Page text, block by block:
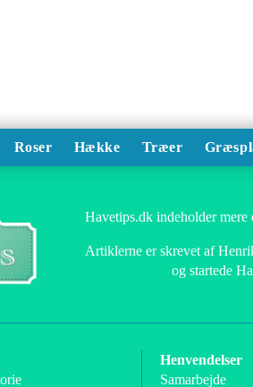
Roser Hække Træer
Havetips.dk indeholder
Artiklerne er skrevet af
og startede
Henvendelser
Samarbejde